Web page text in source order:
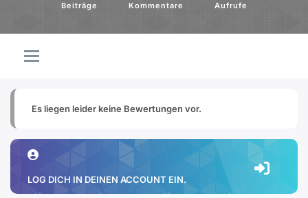
Beiträge Kommentare Aufrufe
Es liegen leider keine Bewertungen vor.
LOG DICH IN DEINEN ACCOUNT EIN.